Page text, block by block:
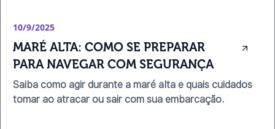
10/9/2025
MARÉ ALTA: COMO SE PREPARAR
PARA NAVEGAR COM SEGURANÇA
Saiba como agir durante a maré alta e quais cuidados
tomar ao atracar ou sair com sua embarcação.